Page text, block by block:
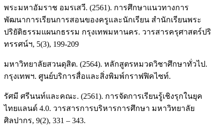
พระมหาอัมราช อมรเสวี. (2561). การศึกษาแนวทางการ
พัฒนาการเรียนการสอนของครูและนักเรียน สำนักเรียนพระ
ปริยัติธรรมแผนกธรรม กรุงเทพมหานคร. วารสารครุศาสตร์ปริ
ทรรศน์ฯ, 5(3), 199-209
มหาวิทยาลัยสวนดุสิต. (2564). หลักสูตรหมวดวิชาศึกษาทั่วไป.
กรุงเทพฯ. ศูนย์บริการสื่อและสิ่งพิมพ์กราฟฟิคไซท์.
รัศมี ศรีนนท์และคณะ. (2561). การจัดการเรียนรู้เชิงรุกในยุค
ไทยแลนด์ 4.0. วารสารการบริหารการศึกษา มหาวิทยาลัย
ศิลปากร, 9(2), 331 – 343.